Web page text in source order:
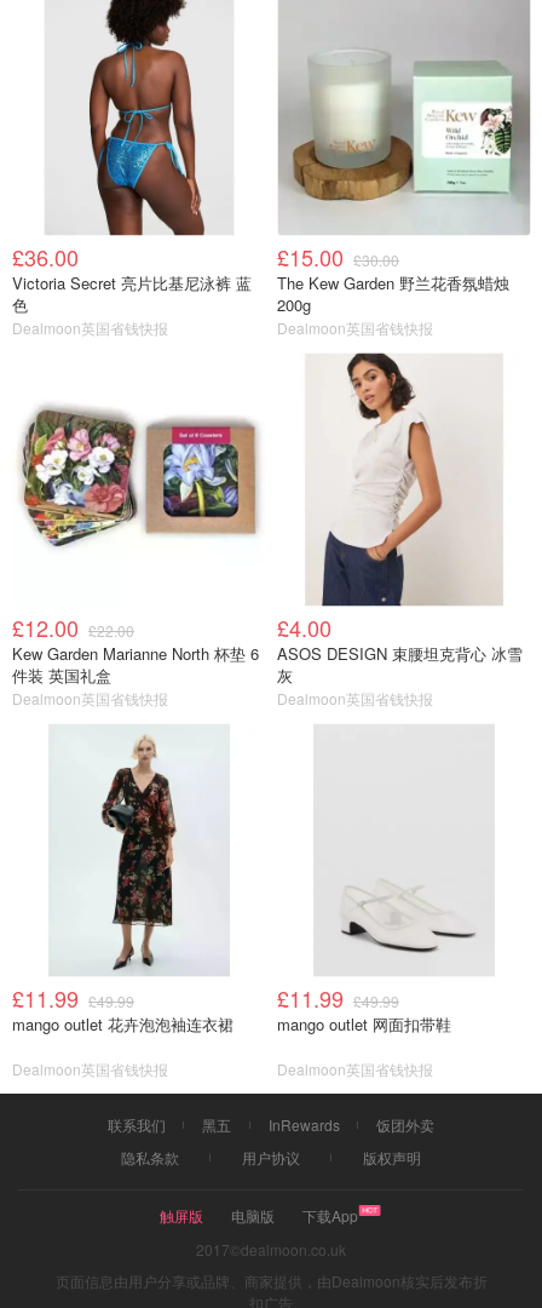
£36.00
Victoria Secret 亮片比基尼泳裤 蓝
色
Dealmoon英国省钱快报
£15.00 £30.00
The Kew Garden 野兰花香氛蜡烛
200g
Dealmoon英国省钱快报
£12.00 £22.00
Kew Garden Marianne North 杯垫 6
件装 英国礼盒
Dealmoon英国省钱快报
£4.00
ASOS DESIGN 束腰坦克背心 冰雪
灰
Dealmoon英国省钱快报
£11.99 £49.99
mango outlet 花卉泡泡袖连衣裙
Dealmoon英国省钱快报
£11.99 £49.99
mango outlet 网面扣带鞋
Dealmoon英国省钱快报
联系我们 黑五 InRewards
饭团外卖
隐私条款
用户协议 版权声明
触屏版 电脑版
下载App
2017©dealmoon.co.uk
页面信息由用户分享或品牌、商家提供，由Dealmoon核实后发布折
扣广告